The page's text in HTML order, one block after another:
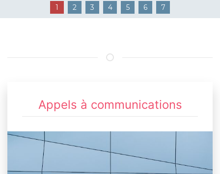
1 2 3 4 5 6 7
Appels à communications